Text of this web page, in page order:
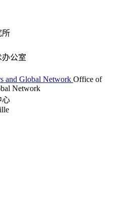
所
公室
and Global Network Office of
Network
心